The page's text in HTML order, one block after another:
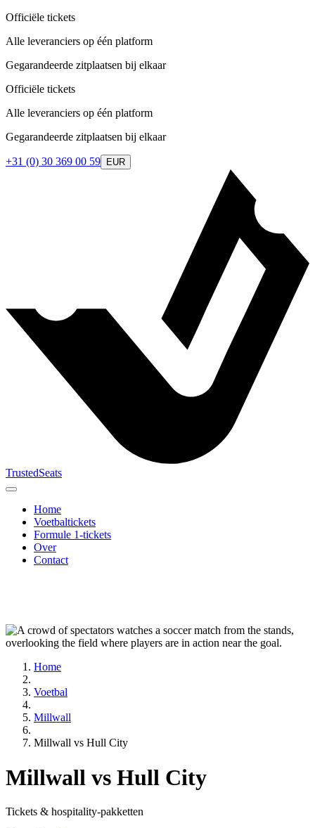
Officiële tickets
Alle leveranciers op één platform
Gegarandeerde zitplaatsen bij elkaar
Officiële tickets
Alle leveranciers op één platform
Gegarandeerde zitplaatsen bij elkaar
+31 (0) 30 369 00 59 EUR
TrustedSeats
Home
Voetbaltickets
Formule 1-tickets
Over
Contact
Home
Voetbal
Millwall
Millwall vs Hull City
Millwall vs Hull City
Tickets & hospitality-pakketten